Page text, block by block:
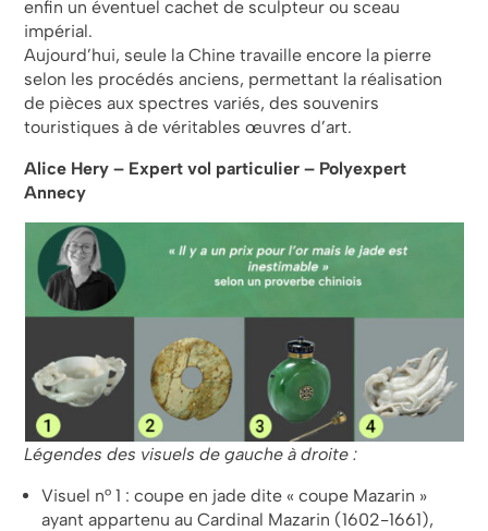
enfin un éventuel cachet de sculpteur ou sceau
impérial.
Aujourd’hui, seule la Chine travaille encore la pierre
selon les procédés anciens, permettant la réalisation
de pièces aux spectres variés, des souvenirs
touristiques à de véritables œuvres d’art.
Alice Hery – Expert vol particulier – Polyexpert
Annecy
Légendes des visuels de gauche à droite :
Visuel n° 1 : coupe en jade dite « coupe Mazarin »
ayant appartenu au Cardinal Mazarin (1602-1661),